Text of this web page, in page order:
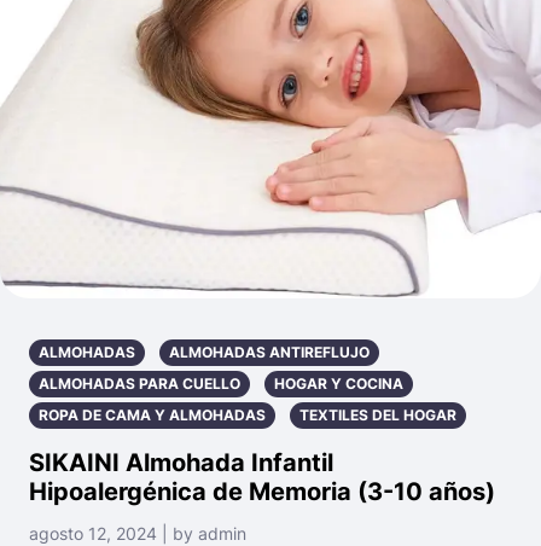
ALMOHADAS
ALMOHADAS ANTIREFLUJO
ALMOHADAS PARA CUELLO
HOGAR Y COCINA
ROPA DE CAMA Y ALMOHADAS
TEXTILES DEL HOGAR
SIKAINI Almohada Infantil
Hipoalergénica de Memoria (3-10 años)
agosto 12, 2024 | by admin